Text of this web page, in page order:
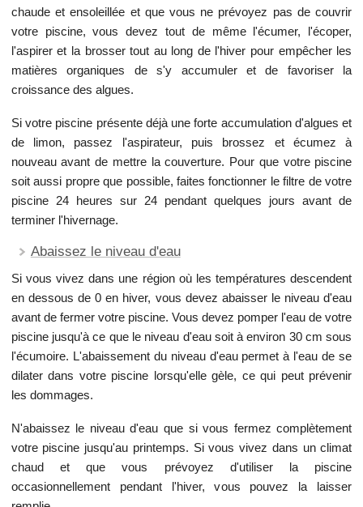
chaude et ensoleillée et que vous ne prévoyez pas de couvrir
votre piscine, vous devez tout de même l'écumer, l'écoper,
l'aspirer et la brosser tout au long de l'hiver pour empêcher les
matières organiques de s'y accumuler et de favoriser la
croissance des algues.
Si votre piscine présente déjà une forte accumulation d'algues et
de limon, passez l'aspirateur, puis brossez et écumez à
nouveau avant de mettre la couverture. Pour que votre piscine
soit aussi propre que possible, faites fonctionner le filtre de votre
piscine 24 heures sur 24 pendant quelques jours avant de
terminer l'hivernage.
Abaissez le niveau d'eau
Si vous vivez dans une région où les températures descendent
en dessous de 0 en hiver, vous devez abaisser le niveau d'eau
avant de fermer votre piscine. Vous devez pomper l'eau de votre
piscine jusqu'à ce que le niveau d'eau soit à environ 30 cm sous
l'écumoire. L'abaissement du niveau d'eau permet à l'eau de se
dilater dans votre piscine lorsqu'elle gèle, ce qui peut prévenir
les dommages.
N'abaissez le niveau d'eau que si vous fermez complètement
votre piscine jusqu'au printemps. Si vous vivez dans un climat
chaud et que vous prévoyez d'utiliser la piscine
occasionnellement pendant l'hiver, vous pouvez la laisser